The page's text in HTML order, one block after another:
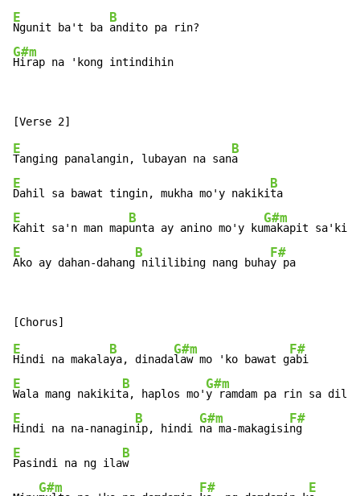
E
Ngunit ba't ba
B
G#m
Hirap na 'kong intindihin
E
Tanging panalangin, lubayan na san
B
E
Dahil sa bawat tingin, mukha mo'y nakiki
B
E
Kahit sa'n man map
B
unta ay anino mo'y ku
G#m
makapit sa'king
E
Ako ay dahan-dahang
B
nililibing nang buha
F#
y pa
E
Hindi na makala
B
ya, dinada
G#m
law mo 'ko bawat g
F#
E
Wala mang nakikit
B
a, haplos mo'
G#m
y ramdam pa rin sa dil
E
Hindi na na-nanagin
B
ip, hindi
G#m
na ma-makagisi
F#
E
Pasindi na ng ila
B
w
G#m F# E